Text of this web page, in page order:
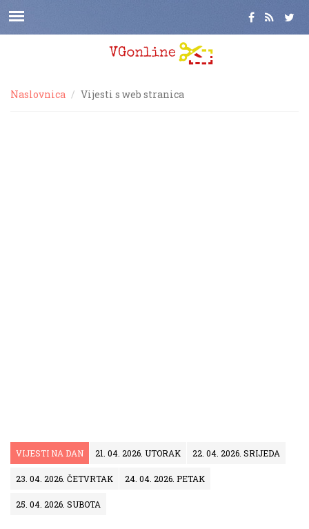
Naslovnica Vijesti s web stranica
VIJESTI NA DAN 21. 04. 2026. UTORAK 22. 04. 2026. SRIJEDA
23. 04. 2026. ČETVRTAK 24. 04. 2026. PETAK
25. 04. 2026. SUBOTA